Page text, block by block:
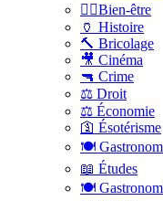
🧑‍⚕️Bien-être
🏺 Histoire
🔨 Bricolage
🎥 Cinéma
🔫 Crime
⚖️ Droit
⚖️ Économie
🛐 Ésotérisme
🍽️
📖 Études
🍽️